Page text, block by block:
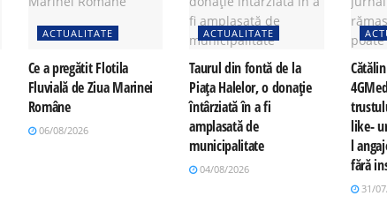
ACTUALITATE
Ce a pregătit Flotila
Fluvială de Ziua Marinei
Române
06/08/2026
ACTUALITATE
Taurul din fontă de la
Piața Halelor, o donație
întârziată în a fi
amplasată de
municipalitate
04/08/2026
like-
l
fără
31/